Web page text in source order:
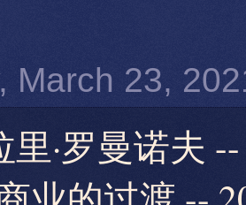
March 23,
里·罗曼诺夫